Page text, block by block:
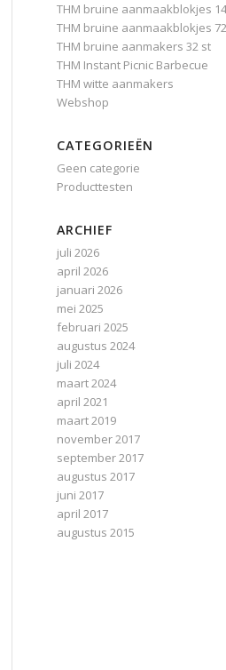
THM bruine aanmaakblokjes
THM bruine aanmaakblokjes
THM bruine aanmakers 32 st
THM Instant Picnic Barbecue
THM witte aanmakers
Webshop
CATEGORIEËN
Geen categorie
Producttesten
ARCHIEF
juli 2026
april 2026
januari 2026
mei 2025
februari 2025
augustus 2024
juli 2024
maart 2024
april 2021
maart 2019
november 2017
september 2017
augustus 2017
juni 2017
april 2017
augustus 2015